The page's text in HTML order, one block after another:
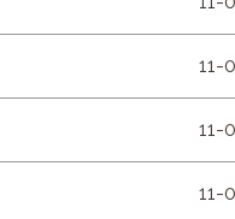
11-
11-
11-